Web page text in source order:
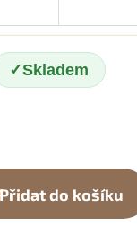
Skladem
Přidat do košíku